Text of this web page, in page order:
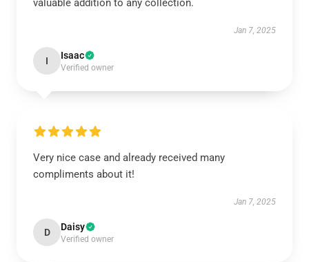
valuable addition to any collection.
Jan 7, 2025
I Isaac
Verified owner
Very nice case and already received many
compliments about it!
Jan 7, 2025
D Daisy
Verified owner